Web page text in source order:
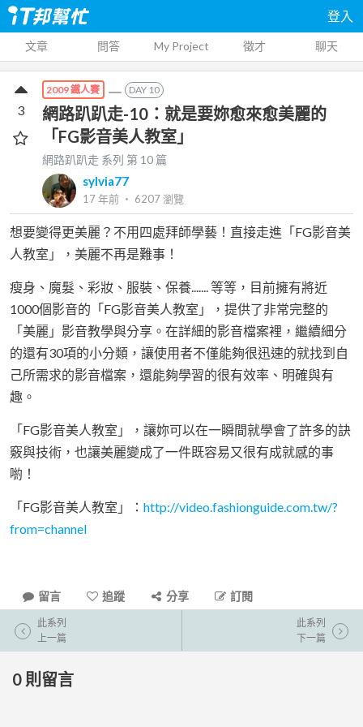
登入
文章 問答 My Project 徵才 聊天
2009 鐵人賽 DAY 10
網路趴趴走-10：就是要妳愈來愈美麗的
「FG影音美人教室」
網路趴趴走 系列 第 10 篇
sylvia77
17 年前 ‧ 6207瀏覽
3
想要變得更美麗？不用四處拜師學藝！直接走進「FG影音美
人教室」，美麗不再是難事！
瘦身、魔髮、彩妝、服裝、保養....... 等等，目前擁有將近
1000個影音的「FG影音美人教室」，提供了非常完整的
「美麗」影音教學與分享。在詳細的影音檔案裡，繼續細分
的還有30項的小分類，讓使用者不僅能夠很迅速的就找到自
己所需求的影音檔案，還能夠學習的很有效率、明確與有
趣。
「FG影音美人教室」，讓妳可以在一瞬間就學會了許多的訣
竅與技術，也讓美麗變成了一件既容易又很有成就感的事
喲！
「FG影音美人教室」： http://video.fashionguide.com.tw/?
from=channel
留言 追蹤 分享 訂閱
此系列
上一篇
此系列
下一篇
0 則留言